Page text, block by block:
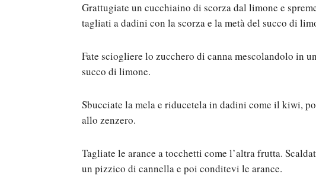
Grattugiate un cucchiaino di scorza dal limone e
tagliati a dadini con la scorza e la metà del succo di
Fate sciogliere lo zucchero di canna mescolandolo in
succo di limone.
Sbucciate la mela e riducetela in dadini come il kiwi,
allo zenzero.
Tagliate le arance a tocchetti come l’altra frutta.
un pizzico di cannella e poi conditevi le arance.